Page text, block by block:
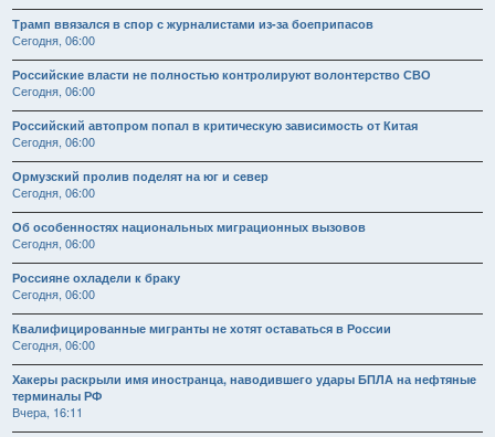
Трамп ввязался в спор с журналистами из-за боеприпасов
Сегодня, 06:00
Российские власти не полностью контролируют волонтерство СВО
Сегодня, 06:00
Российский автопром попал в критическую зависимость от Китая
Сегодня, 06:00
Ормузский пролив поделят на юг и север
Сегодня, 06:00
Об особенностях национальных миграционных вызовов
Сегодня, 06:00
Россияне охладели к браку
Сегодня, 06:00
Квалифицированные мигранты не хотят оставаться в России
Сегодня, 06:00
Хакеры раскрыли имя иностранца, наводившего удары БПЛА на нефтяные
терминалы РФ
Вчера, 16:11